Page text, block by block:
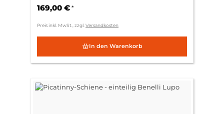
169,00 € *
Preis inkl. MwSt., zzgl. Versandkosten
In den Warenkorb